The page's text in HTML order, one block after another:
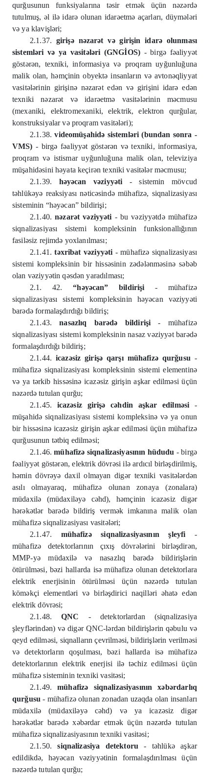
qurğusunun funksiyalarına təsir etmək üçün nəzərdə
tutulmuş, əl ilə idarə olunan idarəetmə açarları, düymələri
və ya klavişləri;
2.1.37. girişə nəzarət və girişin idarə olunması
sistemləri və ya vasitələri (GNGİOS) - birgə fəaliyyət
göstərən, texniki, informasiya və proqram uyğunluğuna
malik olan, həmçinin obyektə insanların və avtonəqliyyat
vasitələrinin girişinə nəzarət edən və girişini idarə edən
texniki nəzarət və idarəetmə vasitələrinin məcmusu
(mexaniki, elektromexaniki, elektrik, elektron qurğular,
konstruksiyalar və proqram vasitələri);
2.1.38.videomüşahidə sistemləri (bundan sonra -
VMS) - birgə fəaliyyət göstərən və texniki, informasiya,
proqram və istismar uyğunluğuna malik olan, televiziya
müşahidəsini həyata keçirən texniki vasitələr məcmusu;
2.1.39. həyəcan vəziyyəti - sistemin mövcud
təhlükəyə reaksiyası nəticəsində mühafizə, siqnalizasiyası
sisteminin “həyəcan” bildirişi;
2.1.40.nəzarət vəziyyəti - bu vəziyyətdə mühafizə
siqnalizasiyası sistemi kompleksinin funksionallığının
fasiləsiz rejimdə yoxlanılması;
2.1.41.təxribat vəziyyəti - mühafizə siqnalizasiyası
sistemi kompleksinin bir hissəsinin zədələnməsinə səbəb
olan vəziyyətin qəsdən yaradılması;
2.1. 42.“həyəcan” bildirişi - mühafizə
siqnalizasiyası sistemi kompleksinin həyəcan vəziyyəti
barədə formalaşdırdığı bildiriş;
2.1.43.nasazlıq barədə bildirişi - mühafizə
siqnalizasiyası sistemi kompleksinin nasaz vəziyyət barədə
formalaşdırdığı bildiriş;
2.1.44. icazəsiz girişə qarşı mühafizə qurğusu -
mühafizə siqnalizasiyası kompleksinin sistemi elementinə
və ya tərkib hissəsinə icazəsiz girişin aşkar edilməsi üçün
nəzərdə tutulan qurğu;
2.1.45. icazəsiz girişə cəhdin aşkar edilməsi -
müşahidə siqnalizasiyası sistemi kompleksinə və ya onun
bir hissəsinə icazəsiz girişin aşkar edilməsi üçün mühafizə
qurğusunun tətbiq edilməsi;
2.1.46.mühafizə siqnalizasiyasının hüdudu - birgə
fəaliyyət göstərən, elektrik dövrəsi ilə ardıcıl birləşdirilmiş,
həmin dövrəyə daxil olmayan digər texniki vasitələrdən
asılı olmayaraq, mühafizə olunan zonaya (zonalara)
müdaxilə (müdaxiləyə cəhd), həmçinin icazəsiz digər
hərəkətlər barədə bildiriş vermək imkanına malik olan
mühafizə siqnalizasiyası vasitələri;
2.1.47. mühafizə siqnalizasiyasının şleyfi -
mühafizə detektorlarının çıxış dövrələrini birləşdirən,
MMP-yə müdaxilə və nasazlıq barədə bildirişlərin
ötürülməsi, bəzi hallarda isə mühafizə olunan detektorlara
elektrik enerjisinin ötürülməsi üçün nəzərdə tutulan
köməkçi elementləri və birləşdirici naqilləri əhatə edən
elektrik dövrəsi;
2.1.48.QNC - detektorlardan (siqnalizasiya
şleyflərindən) və digər QNC-lərdən bildirişlərin qəbulu və
qeyd edilməsi, siqnalların çevrilməsi, bildirişlərin verilməsi
və detektorların qoşulması, bəzi hallarda isə mühafizə
detektorlarının elektrik enerjisi ilə təchiz edilməsi üçün
mühafizə sisteminin texniki vasitəsi;
2.1.49.mühafizə siqnalizasiyasının xəbərdarlıq
qurğusu - mühafizə olunan zonadan uzaqda olan insanları
müdaxilə (müdaxiləyə cəhd) və ya icazəsiz digər
hərəkətlər barədə xəbərdar etmək üçün nəzərdə tutulan
mühafizə siqnalizasiyasının texniki vasitəsi;
2.1.50.siqnalizasiya detektoru - təhlükə aşkar
edildikdə, həyəcan vəziyyətinin formalaşdırılması üçün
nəzərdə tutulan qurğu;